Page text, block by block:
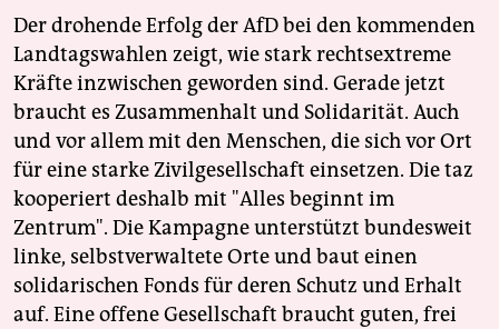
Der drohende Erfolg der AfD bei den kommenden
Landtagswahlen zeigt, wie stark rechtsextreme
Kräfte inzwischen geworden sind. Gerade jetzt
braucht es Zusammenhalt und Solidarität. Auch
und vor allem mit den Menschen, die sich vor Ort
für eine starke Zivilgesellschaft einsetzen. Die taz
kooperiert deshalb mit "Alles beginnt im
Zentrum". Die Kampagne unterstützt bundesweit
linke, selbstverwaltete Orte und baut einen
solidarischen Fonds für deren Schutz und Erhalt
auf. Eine offene Gesellschaft braucht guten, frei